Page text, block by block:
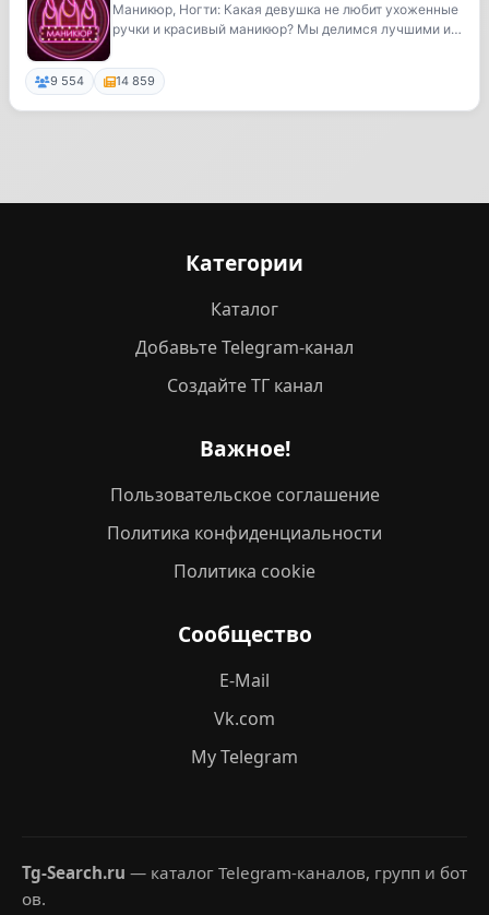
Маникюр, Ногти: Какая девушка не любит ухоженные
ручки и красивый маникюр? Мы делимся лучшими ид
9 554 14 859
Категории
Каталог
Добавьте Telegram-канал
Создайте ТГ канал
Важное!
Пользовательское соглашение
Политика конфиденциальности
Политика cookie
Сообщество
E-Mail
Vk.com
My Telegram
Tg-Search.ru — каталог Telegram-каналов, групп и бот
ов.